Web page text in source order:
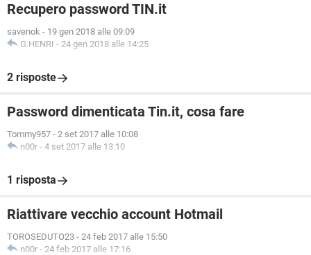
Recupero password TIN.it
savenok - 19 gen 2018 alle 09:09
G.HENRI - 24 gen 2018 alle 14:25
2 risposte
Password dimenticata Tin.it, cosa fare
Tommy957 - 2 set 2017 alle 10:08
n00r - 4 set 2017 alle 13:10
1 risposta
Riattivare vecchio account Hotmail
TOROSEDUTO23 - 24 feb 2017 alle 15:50
n00r - 24 feb 2017 alle 17:16